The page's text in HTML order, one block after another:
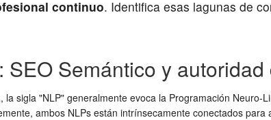
continuo. Identifica esas lagunas de
Semántico y autoridad
, la sigla "NLP" generalmente evoca la Programación
ambos NLPs están intrínsecamente conectados